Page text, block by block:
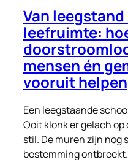
Van leegstand
leefruimte:
mensen én
vooruit helpen
Een leegstaande
Ooit klonk er gelach
stil. De muren zijn nog
bestemming